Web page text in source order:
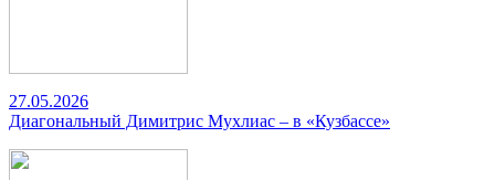
27.05.2026
Диагональный Димитрис Мухлиас – в «Кузбассе»